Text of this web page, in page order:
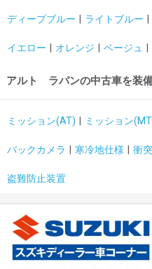
ディープブルー ライトブルー
イエロー オレンジ ベージュ
アルト ラパンの中古車を装
ミッション(AT) ミッション
バックカメラ 寒冷地仕様 衝
盗難防止装置